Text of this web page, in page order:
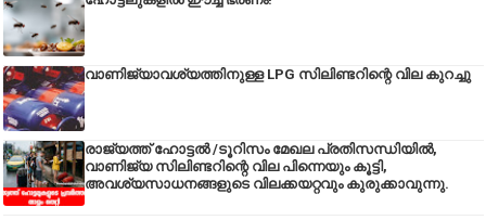
വാണിജ്യാവശ്യത്തിനുള്ള LPG സിലിണ്ടറിന്റെ വില കുറച്ചു
രാജ്യത്ത് ഹോട്ടൽ /ടൂറിസം മേഖല പ്രതിസന്ധിയിൽ,
വാണിജ്യ സിലിണ്ടറിന്റെ വില പിന്നെയും കൂട്ടി,
അവശ്യസാധനങ്ങളുടെ വിലക്കയറ്റവും കുരുക്കാവുന്നു.